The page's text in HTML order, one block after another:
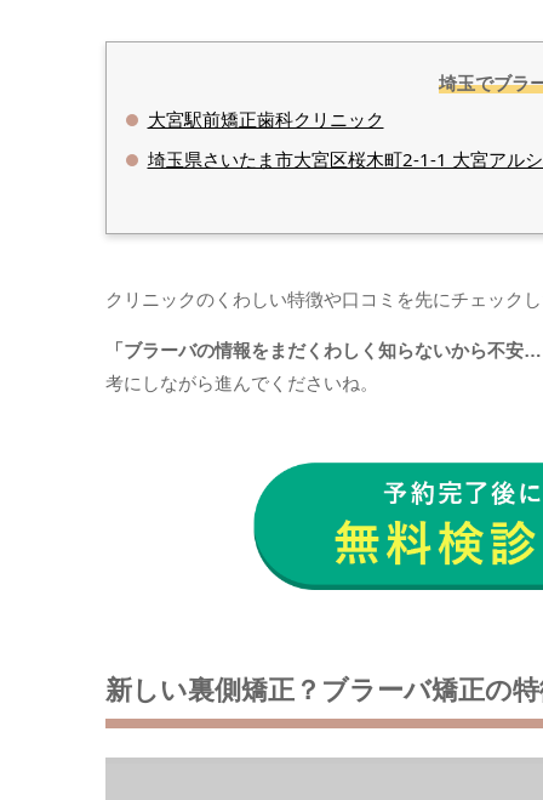
埼玉でブラ
大宮駅前矯正歯科クリニック
埼玉県さいたま市大宮区桜木町2-1-1 大宮アル
クリニックのくわしい特徴や口コミを先にチェック
「ブラーバの情報をまだくわしく知らないから不
考にしながら進んでくださいね。
新しい裏側矯正？ブラーバ矯正の